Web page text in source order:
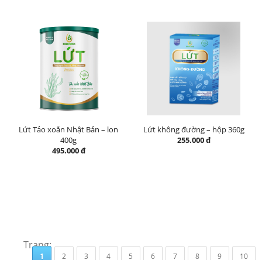
Lứt Tảo xoắn Nhật Bản – lon
400g
495.000 đ
Lứt không đường – hộp 360g
255.000 đ
Trang:
1 2 3 4 5 6 7 8 9 10